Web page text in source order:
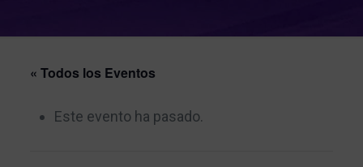
« Todos los Eventos
Este evento ha pasado.